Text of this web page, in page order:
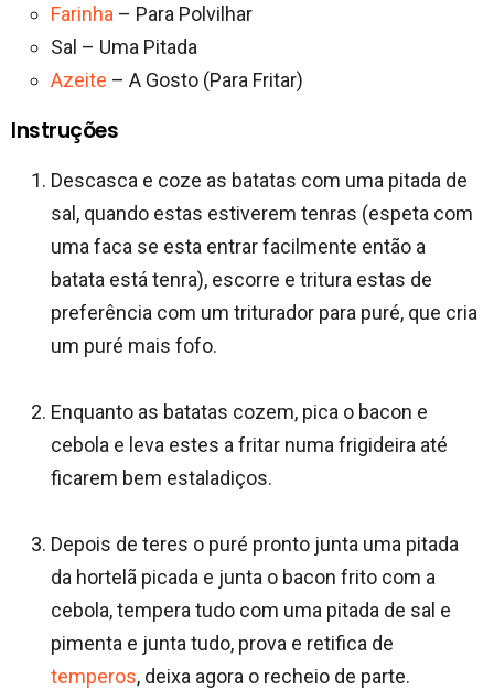
Farinha – Para Polvilhar
Sal – Uma Pitada
Azeite – A Gosto (Para Fritar)
Instruções
Descasca e coze as batatas com uma pitada de
sal, quando estas estiverem tenras (espeta com
uma faca se esta entrar facilmente então a
batata está tenra), escorre e tritura estas de
preferência com um triturador para puré, que cria
um puré mais fofo.
Enquanto as batatas cozem, pica o bacon e
cebola e leva estes a fritar numa frigideira até
ficarem bem estaladiços.
Depois de teres o puré pronto junta uma pitada
da hortelã picada e junta o bacon frito com a
cebola, tempera tudo com uma pitada de sal e
pimenta e junta tudo, prova e retifica de
temperos, deixa agora o recheio de parte.